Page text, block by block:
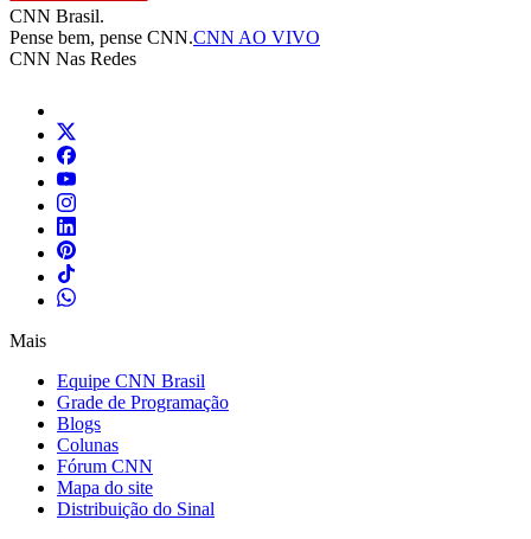
CNN Brasil.
Pense bem, pense CNN.CNN AO VIVO
CNN Nas Redes
Mais
Equipe CNN Brasil
Grade de Programação
Blogs
Colunas
Fórum CNN
Mapa do site
Distribuição do Sinal